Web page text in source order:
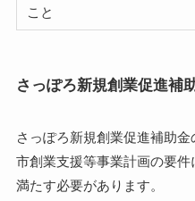
こと
さっぽろ新規創業促進補
さっぽろ新規創業促進補助
市創業支援等事業計画の要
満たす必要があります。